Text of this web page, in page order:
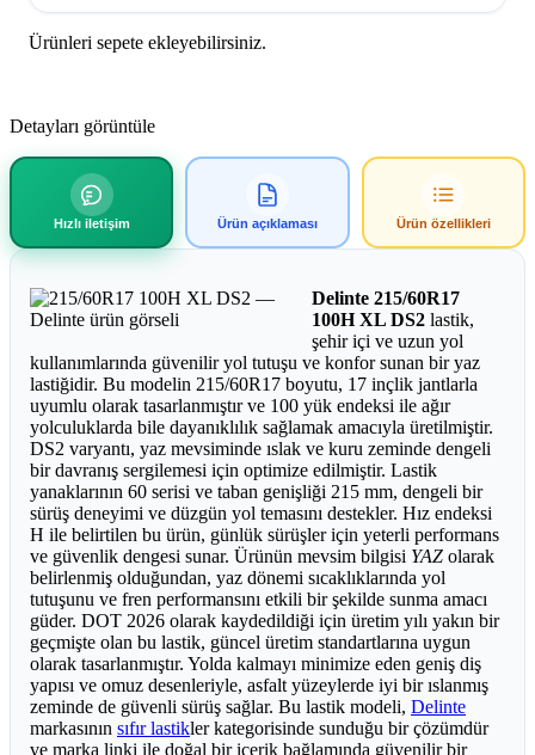
Ürünleri sepete ekleyebilirsiniz.
Detayları görüntüle
Hızlı iletişim Ürün açıklaması Ürün özellikleri
Delinte 215/60R17
100H XL DS2 lastik,
şehir içi ve uzun yol
kullanımlarında güvenilir yol tutuşu ve konfor sunan bir yaz
lastiğidir. Bu modelin 215/60R17 boyutu, 17 inçlik jantlarla
uyumlu olarak tasarlanmıştır ve 100 yük endeksi ile ağır
yolculuklarda bile dayanıklılık sağlamak amacıyla üretilmiştir.
DS2 varyantı, yaz mevsiminde ıslak ve kuru zeminde dengeli
bir davranış sergilemesi için optimize edilmiştir. Lastik
yanaklarının 60 serisi ve taban genişliği 215 mm, dengeli bir
sürüş deneyimi ve düzgün yol temasını destekler. Hız endeksi
H ile belirtilen bu ürün, günlük sürüşler için yeterli performans
ve güvenlik dengesi sunar. Ürünün mevsim bilgisi YAZ olarak
belirlenmiş olduğundan, yaz dönemi sıcaklıklarında yol
tutuşunu ve fren performansını etkili bir şekilde sunma amacı
güder. DOT 2026 olarak kaydedildiği için üretim yılı yakın bir
geçmişte olan bu lastik, güncel üretim standartlarına uygun
olarak tasarlanmıştır. Yolda kalmayı minimize eden geniş diş
yapısı ve omuz desenleriyle, asfalt yüzeylerde iyi bir ıslanmış
zeminde de güvenli sürüş sağlar. Bu lastik modeli, Delinte
markasının sıfır lastikler kategorisinde sunduğu bir çözümdür
ve marka linki ile doğal bir içerik bağlamında güvenilir bir